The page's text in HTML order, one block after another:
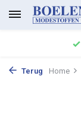
Terug Home